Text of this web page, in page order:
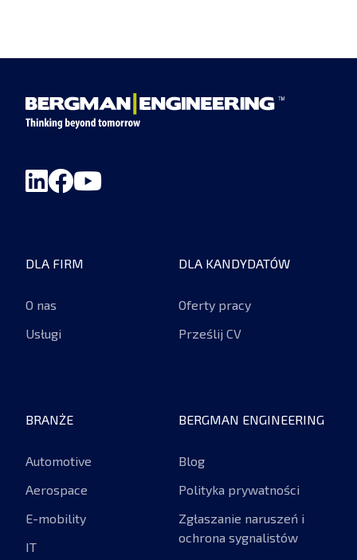
DLA FIRM
O nas
Usługi
DLA KANDYDATÓW
Oferty pracy
Prześlij CV
BRANŻE
Automotive
Aerospace
E-mobility
IT
BERGMAN ENGINEERING
Blog
Polityka prywatności
Zgłaszanie naruszeń i
ochrona sygnalistów